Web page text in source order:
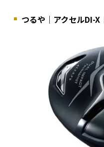
つるや｜アクセルDI-X